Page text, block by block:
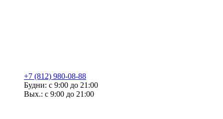
+7 (812) 980-08-88
Будни: с 9:00 до 21:00
Вых.: с 9:00 до 21:00